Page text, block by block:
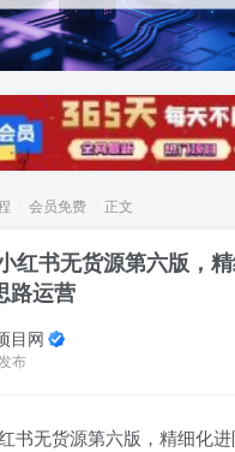
会员免费 正文
红书无货源第六版，
路运营
目网
布
书无货源第六版，精细化